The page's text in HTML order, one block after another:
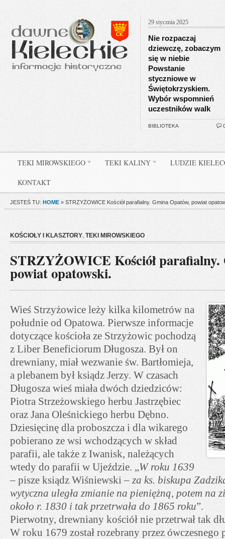
29 stycznia 2025
Nie rozpaczaj
dziewczę, zobaczym
się w niebie
Powstanie
styczniowe w
Świętokrzyskiem.
Wybór wspomnień
uczestników walk
BIBLIOTEKA
TEKI MIROWSKIEGO TEKI KALINY LUDZIE
KONTAKT
JESTEŚ TU: HOME » STRZYŻOWICE Kościół parafialny. Gmina Opatów, powiat
KOŚCIOŁY I KLASZTORY, TEKI MIROWSKIEGO
STRZYŻOWICE Kościół
powiat opatowski.
Wieś Strzyżowice leży kilka kilometrów na
południe od Opatowa. Pierwsze informacje
dotyczące kościoła ze Strzyżowic pochodzą
z Liber Beneficiorum Długosza. Był on
drewniany, miał wezwanie św. Bartłomieja,
a plebanem był ksiądz Jerzy. W czasach
Długosza wieś miała dwóch dziedziców:
Piotra Strzeżowskiego herbu Jastrzębiec
oraz Jana Oleśnickiego herbu Dębno.
Dziesięcinę dla proboszcza i dla wikarego
pobierano ze wsi wchodzących w skład
parafii, ale także z Iwanisk, należących
wtedy do parafii w Ujeździe. „W roku 1639
– pisze ksiądz Wiśniewski –za ks. biskupa
wytyczna uległa zmianie na pieniężną, potem na
około r. 1830 i tak przetrwała do 1865 roku”.
Pierwotny, drewniany kościół nie przetrwał tak
W roku 1679 został rozebrany przez ówczesnego